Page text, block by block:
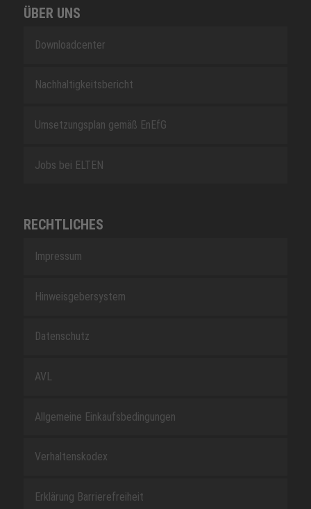
ÜBER UNS
Downloadcenter
Nachhaltigkeitsbericht
Umsetzungsplan gemäß EnEfG
Jobs bei ELTEN
RECHTLICHES
Impressum
Hinweisgebersystem
Datenschutz
AVL
Allgemeine Einkaufsbedingungen
Verhaltenskodex
Erklärung Barrierefreiheit